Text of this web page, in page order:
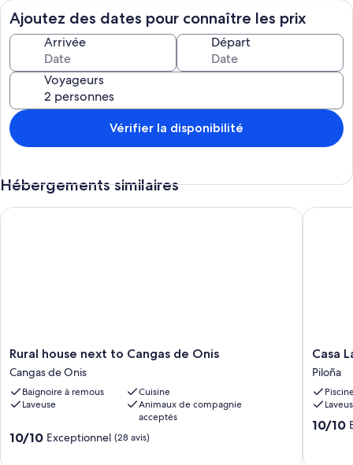
séparé. Les salles de bain possèdent une douche. Un service de
ménage est fourni sur demande.
Les activités de loisir répertoriées ci-dessous sont accessibles
directement sur place ou à proximité. Ces activités peuvent faire
l'objet de frais supplémentaires.
Ajoutez des dates pour connaître les prix
Arrivée Départ
Voyageurs
Vérifier la disponibilité
Hébergements similaires
Rural
house
next
to
Cangas
Onis
Rural house next to Cangas de Onis
Cangas de Onis
Baignoire à remous
Cuisine
Laveuse
Animaux de compagnie
acceptés
10.0
10/10 Exceptionnel (28 avis)
Rural house next to Cangas de Onis
Casa
31
for
4
people
Casa
Piloña
10.0
10/10
Casa